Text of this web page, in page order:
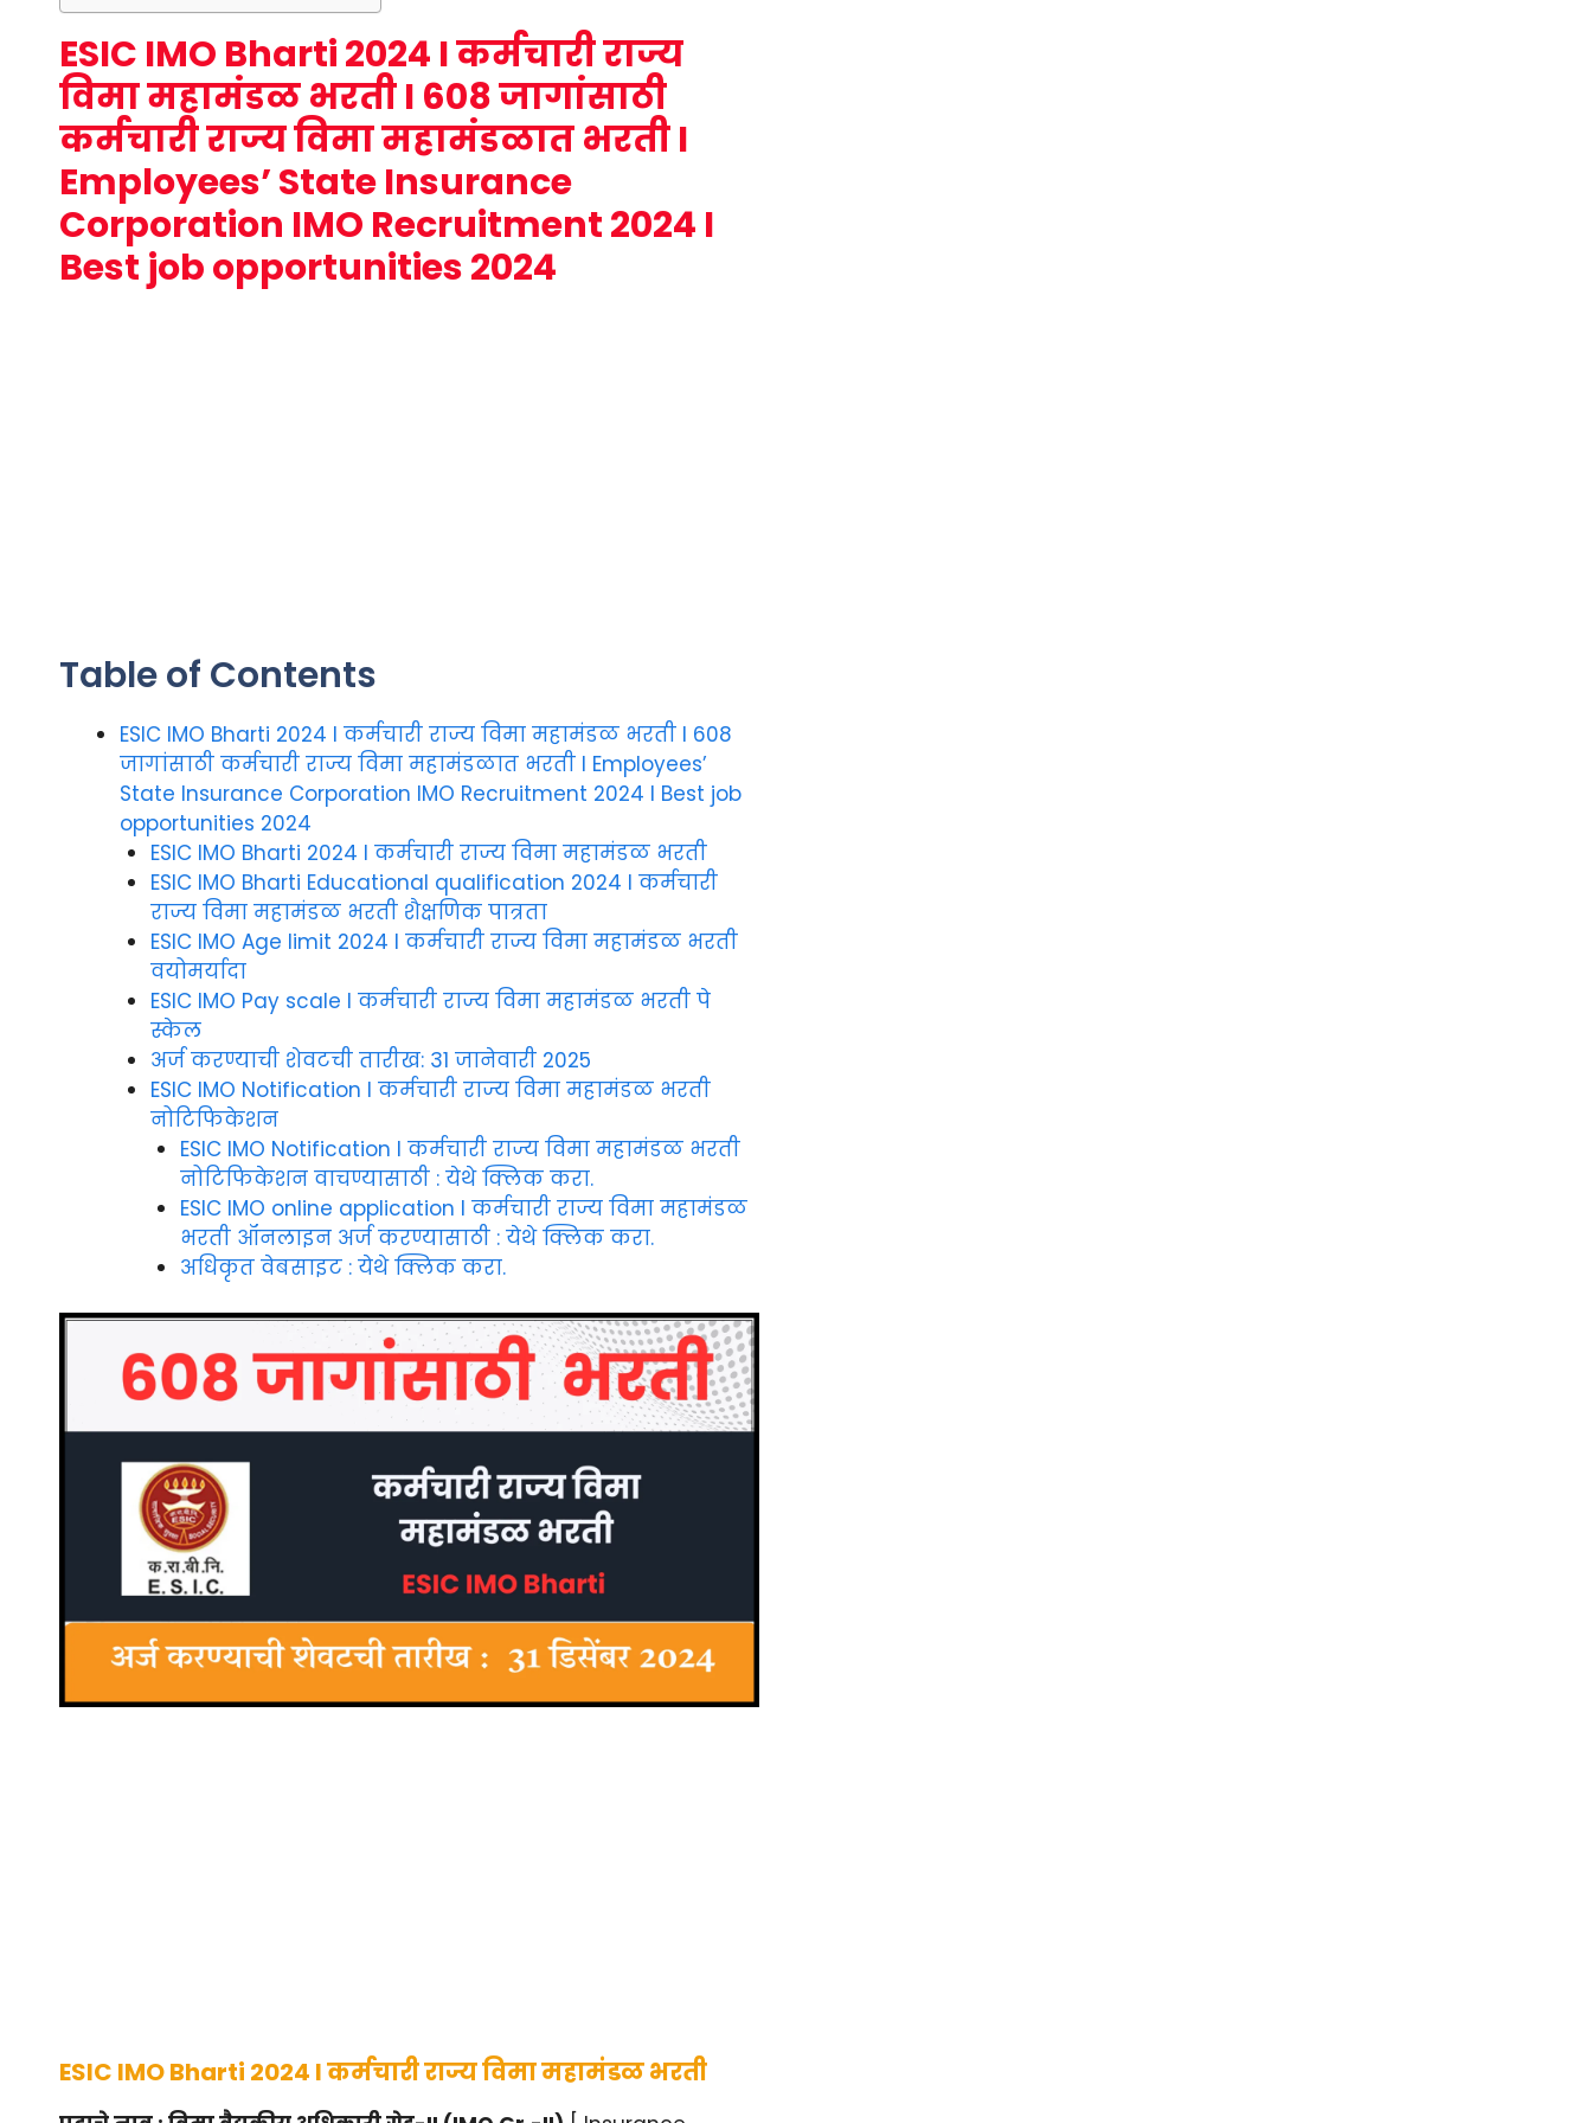
ESIC IMO Bharti 2024 Iकर्मचारी राज्य
विमा महामंडळ भरतीI 608 जागांसाठी
कर्मचारी राज्य विमा महामंडळात भरती I
Employees’ State Insurance
Corporation IMO Recruitment 2024 I
Best job opportunities 2024
Table of Contents
ESIC IMO Bharti 2024 I कर्मचारी राज्य विमा महामंडळ भरती I 608
जागांसाठी कर्मचारी राज्य विमा महामंडळात भरती I Employees’
State Insurance Corporation IMO Recruitment 2024 I Best job
opportunities 2024
ESIC IMO Bharti 2024 I कर्मचारी राज्य विमा महामंडळ भरती
ESIC IMO Bharti Educational qualification 2024 I कर्मचारी
राज्य विमा महामंडळ भरती शैक्षणिक पात्रता
ESIC IMO Age limit 2024 I कर्मचारी राज्य विमा महामंडळ भरती
वयोमर्यादा
ESIC IMO Pay scale I कर्मचारी राज्य विमा महामंडळ भरती पे
स्केल
अर्ज करण्याची शेवटची तारीख: 31 जानेवारी 2025
ESIC IMO Notification I कर्मचारी राज्य विमा महामंडळ भरती
नोटिफिकेशन
ESIC IMO Notification I कर्मचारी राज्य विमा महामंडळ भरती
नोटिफिकेशन वाचण्यासाठी : येथे क्लिक करा.
ESIC IMO online application I कर्मचारी राज्य विमा महामंडळ
भरती ऑनलाइन अर्ज करण्यासाठी : येथे क्लिक करा.
अधिकृत वेबसाइट : येथे क्लिक करा.
ESIC IMO Bharti 2024 Iकर्मचारी राज्य विमा महामंडळ भरती